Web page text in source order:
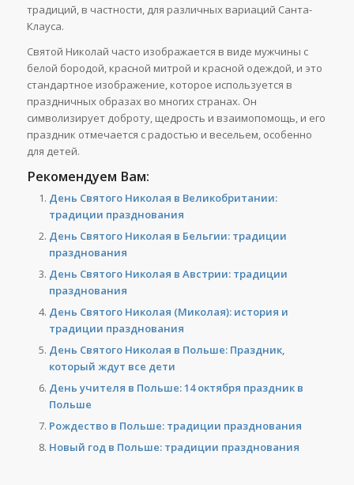
традиций, в частности, для различных вариаций Санта-
Клауса.
Святой Николай часто изображается в виде мужчины с
белой бородой, красной митрой и красной одеждой, и это
стандартное изображение, которое используется в
праздничных образах во многих странах. Он
символизирует доброту, щедрость и взаимопомощь, и его
праздник отмечается с радостью и весельем, особенно
для детей.
Рекомендуем Вам:
День Святого Николая в Великобритании:
традиции празднования
День Святого Николая в Бельгии: традиции
празднования
День Святого Николая в Австрии: традиции
празднования
День Святого Николая (Миколая): история и
традиции празднования
День Святого Николая в Польше: Праздник,
который ждут все дети
День учителя в Польше: 14 октября праздник в
Польше
Рождество в Польше: традиции празднования
Новый год в Польше: традиции празднования